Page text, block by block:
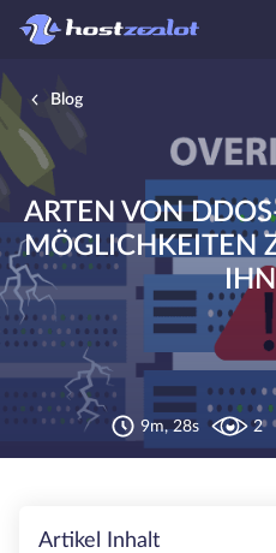
Blog
ARTEN VON
MÖGLICHKEITEN
9m, 28s 2
Artikel Inhalt